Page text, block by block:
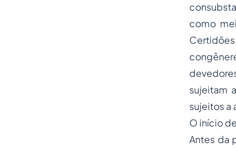
como
sujeitam
sujeitos a
O início
Antes da